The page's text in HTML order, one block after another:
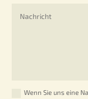
Wenn Sie uns eine